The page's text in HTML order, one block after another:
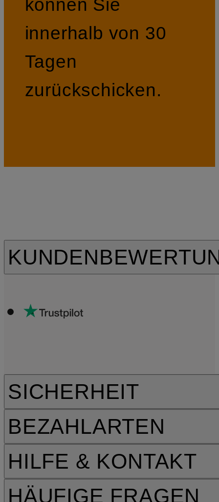
können Sie
innerhalb von 30
Tagen
zurückschicken.
HILFE & KONTAKT
HÄUFIGE FRAGEN
SICHERHEIT
BEZAHLARTEN